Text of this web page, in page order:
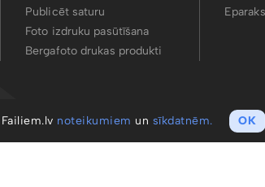
Publicēt saturu
Foto izdruku pasūtīšana
Bergafoto drukas produkti
noteikumiem un sīkdatnēm. OK